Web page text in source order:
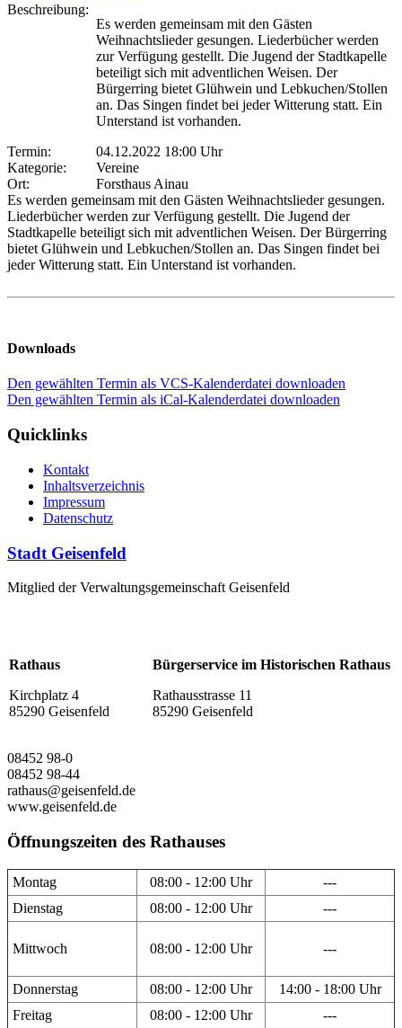
Beschreibung:
Es werden gemeinsam mit den Gästen
Weihnachtslieder gesungen. Liederbücher werden
zur Verfügung gestellt. Die Jugend der Stadtkapelle
beteiligt sich mit adventlichen Weisen. Der
Bürgerring bietet Glühwein und Lebkuchen/Stollen
an. Das Singen findet bei jeder Witterung statt. Ein
Unterstand ist vorhanden.
Termin:
04.12.2022 18:00 Uhr
Kategorie:
Vereine
Ort:
Forsthaus Ainau
Es werden gemeinsam mit den Gästen Weihnachtslieder gesungen.
Liederbücher werden zur Verfügung gestellt. Die Jugend der
Stadtkapelle beteiligt sich mit adventlichen Weisen. Der Bürgerring
bietet Glühwein und Lebkuchen/Stollen an. Das Singen findet bei
jeder Witterung statt. Ein Unterstand ist vorhanden.
Downloads
Den gewählten Termin als VCS-Kalenderdatei downloaden
Den gewählten Termin als iCal-Kalenderdatei downloaden
Quicklinks
Kontakt
Inhaltsverzeichnis
Impressum
Datenschutz
Stadt Geisenfeld
Mitglied der Verwaltungsgemeinschaft Geisenfeld
Rathaus
Kirchplatz 4
85290 Geisenfeld
Bürgerservice im Historischen Rathaus
Rathausstrasse 11
85290 Geisenfeld
08452 98-0
08452 98-44
rathaus@geisenfeld.de
www.geisenfeld.de
Öffnungszeiten des Rathauses
Montag 08:00 - 12:00 Uhr
---
Dienstag
08:00 - 12:00 Uhr ---
Mittwoch 08:00 - 12:00 Uhr ---
Donnerstag 08:00 - 12:00 Uhr
14:00 - 18:00 Uhr
Freitag
08:00 - 12:00 Uhr ---